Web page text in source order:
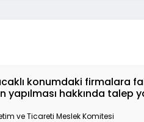
konumdaki firmalara
hakkında talep
ve Ticareti Meslek Komitesi